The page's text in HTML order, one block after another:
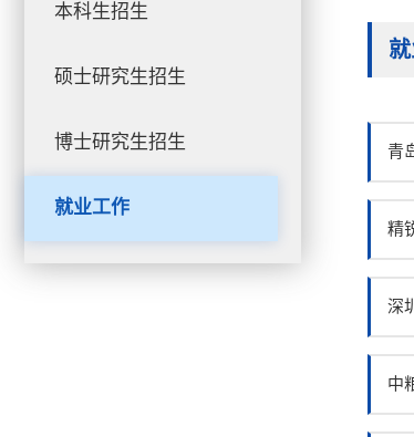
本科生招生
硕士研究生招生
博士研究生招生
就业工作
青
精
深
中